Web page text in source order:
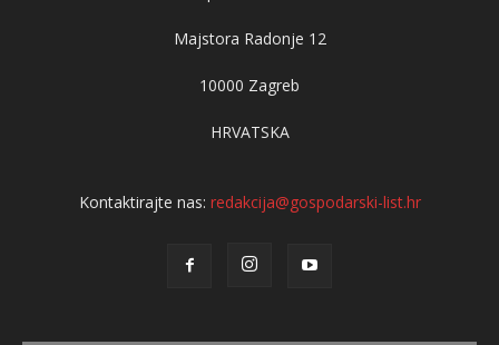
Majstora Radonje 12
10000 Zagreb
HRVATSKA
Kontaktirajte nas: redakcija@gospodarski-list.hr